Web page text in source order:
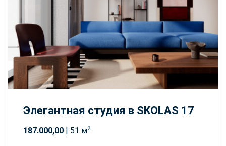
Элегантная студия в SKOLAS 17
187.000,00 | 51 м2